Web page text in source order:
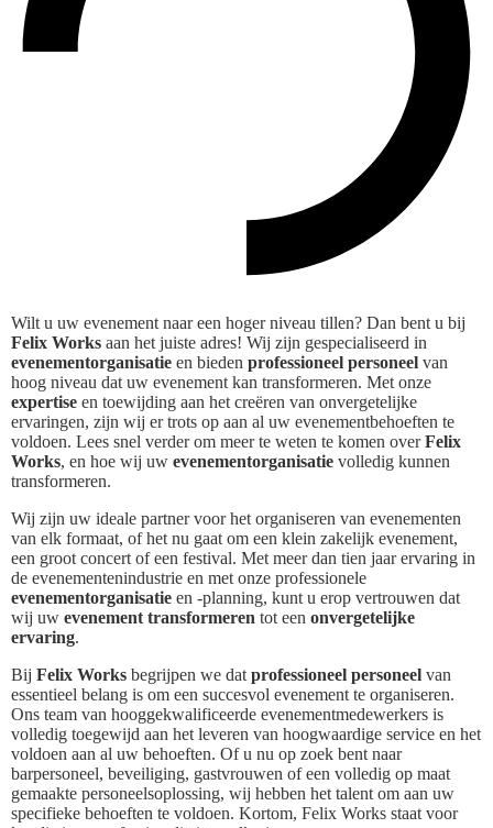
Wilt u uw evenement naar een hoger niveau tillen? Dan bent u bij
Felix Works aan het juiste adres! Wij zijn gespecialiseerd in
evenementorganisatie en bieden professioneel personeel van
hoog niveau dat uw evenement kan transformeren. Met onze
expertise en toewijding aan het creëren van onvergetelijke
ervaringen, zijn wij er trots op aan al uw evenementbehoeften te
voldoen. Lees snel verder om meer te weten te komen overFelix
Works, en hoe wij uw evenementorganisatie volledig kunnen
transformeren.
Wij zijn uw ideale partner voor het organiseren van evenementen
van elk formaat, of het nu gaat om een klein zakelijk evenement,
een groot concert of een festival. Met meer dan tien jaar ervaring in
de evenementenindustrie en met onze professionele
evenementorganisatie en -planning, kunt u erop vertrouwen dat
wij uw evenement transformeren tot een onvergetelijke
ervaring.
Bij Felix Works begrijpen we dat professioneel personeel van
essentieel belang is om een succesvol evenement te organiseren.
Ons team van hooggekwalificeerde evenementmedewerkers is
volledig toegewijd aan het leveren van hoogwaardige service en het
voldoen aan al uw behoeften. Of u nu op zoek bent naar
barpersoneel, beveiliging, gastvrouwen of een volledig op maat
gemaakte personeelsoplossing, wij hebben het talent om aan uw
specifieke behoeften te voldoen. Kortom, Felix Works staat voor